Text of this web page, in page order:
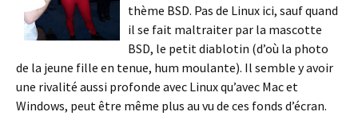
thème BSD. Pas de Linux ici, sauf quand
il se fait maltraiter par la mascotte
BSD, le petit diablotin (d’où la photo
de la jeune fille en tenue, hum moulante). Il semble y avoir
une rivalité aussi profonde avec Linux qu’avec Mac et
Windows, peut être même plus au vu de ces fonds d’écran.